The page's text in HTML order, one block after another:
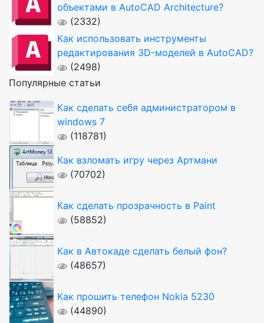
объектами в AutoCAD Architecture?
(2332)
Как использовать инструменты
редактирования 3D-моделей в AutoCAD?
(2498)
Популярные статьи
Как сделать себя администратором в
windows 7
(118781)
Как взломать игру через Артмани
(70702)
Как сделать прозрачность в Paint
(58852)
Как в Автокаде сделать белый фон?
(48657)
Как прошить телефон Nokia 5230
(44890)